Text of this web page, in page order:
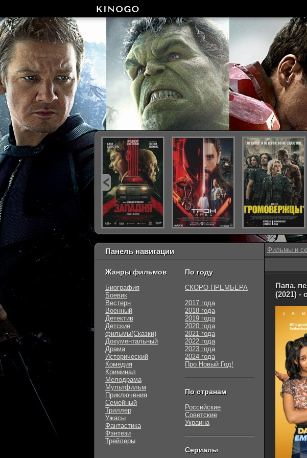
Фильмы и
Папа,
(2021) -
Панель навигации
Жанры фильмов
Биография
Боевик
Вестерн
Военный
Детектив
Детские
фильмы(Сказки)
Документальный
Драма
Исторический
Комедия
Криминал
Мелодрама
Мультфильм
Приключения
Семейный
Триллер
Ужасы
Фантастика
Фэнтези
Трейлеры
По году
СКОРО ПРЕМЬЕРА
2017 года
2018 года
2019 года
2020 года
2021 года
2022 года
2023 года
2024 года
Про Новый Год!
По странам
Российские
Советские
Украина
Сериалы